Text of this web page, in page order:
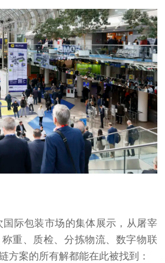
国际包装市场的集体展示，从屠宰
重、质检、分拣物流、数字物联
方案的所有解都能在此被找到：